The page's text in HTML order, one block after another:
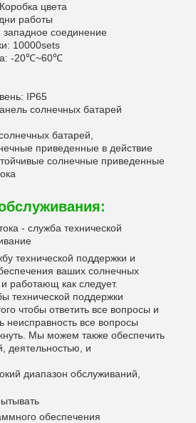
цвета
работы
соединение
10000sets
-20℃~60℃
IP65
солнечных батарей
батарей,
приведенные в действие
солнечные приведенные
- служба технической
технической поддержки и
ваших солнечных
работающ как следует.
технической поддержки
чтобы ответить все вопросы и
неисправность все вопросы
Мы можем также обеспечить
деятельностью, и
диапазон обслуживаний,
обеспечения